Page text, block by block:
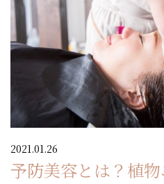
2021.01.26
予防美容とは？植